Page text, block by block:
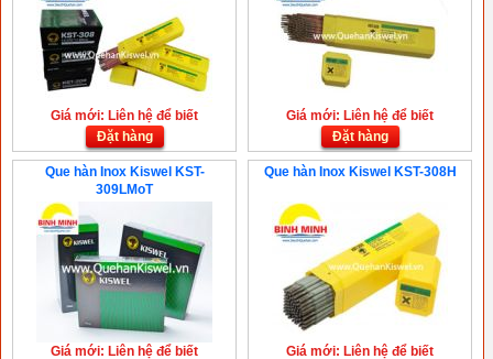
Giá mới: Liên hệ để biết
Đặt hàng
Giá mới: Liên hệ để biết
Đặt hàng
Que hàn Inox Kiswel KST-
309LMoT
Giá mới: Liên hệ để biết
Que hàn Inox Kiswel KST-308H
Giá mới: Liên hệ để biết